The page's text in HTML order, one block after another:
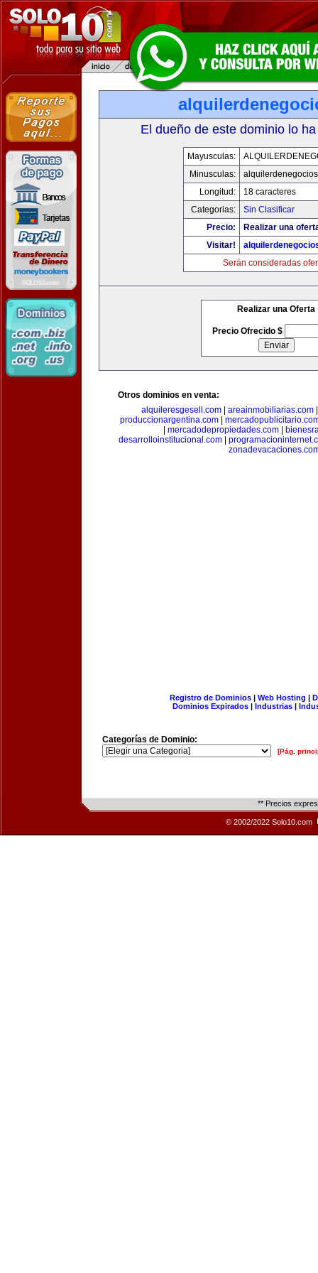
El dueño de este dominio lo
Mayusculas:
Minusculas:
Longitud:
18 caracteres
Categorias:
Sin Clasificar
Precio:
Realizar una
Visitar!
Serán consideradas
Realizar una Oferta
Precio Ofrecido $
Otros dominios en venta:
alquileresgesell.com
areainmobiliarias.com
produccionargentina.com|
mercadodepropiedades.com
desarrolloinstitucional.com
Registro de Dominios| Web Hosting |
Dominios Expirados | Industrias |
Categorías de Dominio:
[Pág.
** Precios
© 2002/2022 Solo10.com